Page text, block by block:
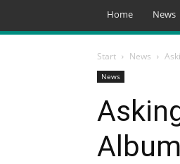
Home News
Start News
News